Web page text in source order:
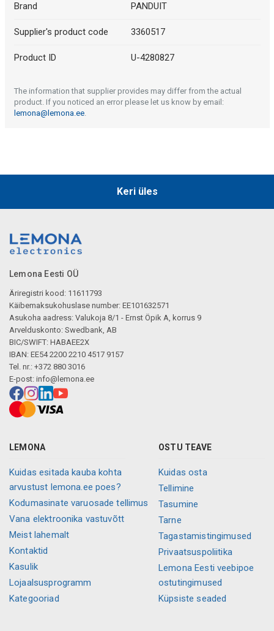
Brand PANDUIT
Supplier's product code 3360517
Product ID U-4280827
The information that supplier provides may differ from the actual
product. If you noticed an error please let us know by email:
lemona@lemona.ee.
Keri üles
Lemona Eesti OÜ
Äriregistri kood: 11611793
Käibemaksukohuslase number: EE101632571
Asukoha aadress: Valukoja 8/1 - Ernst Öpik A, korrus 9
Arvelduskonto: Swedbank, AB
BIC/SWIFT: HABAEE2X
IBAN: EE54 2200 2210 4517 9157
Tel. nr.: +372 880 3016
E-post: info@lemona.ee
LEMONA
Kuidas esitada kauba kohta
arvustust lemona.ee poes?
Kodumasinate varuosade tellimus
Vana elektroonika vastuvõtt
Meist lahemalt
Kontaktid
Kasulik
Lojaalsusprogramm
Kategooriad
OSTU TEAVE
Kuidas osta
Tellimine
Tasumine
Tarne
Tagastamistingimused
Privaatsuspoliitika
Lemona Eesti veebipoe
ostutingimused
Küpsiste seaded